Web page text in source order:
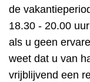
de
18.30 - 20.00
als u geen
weet dat u van
vrijblijvend een